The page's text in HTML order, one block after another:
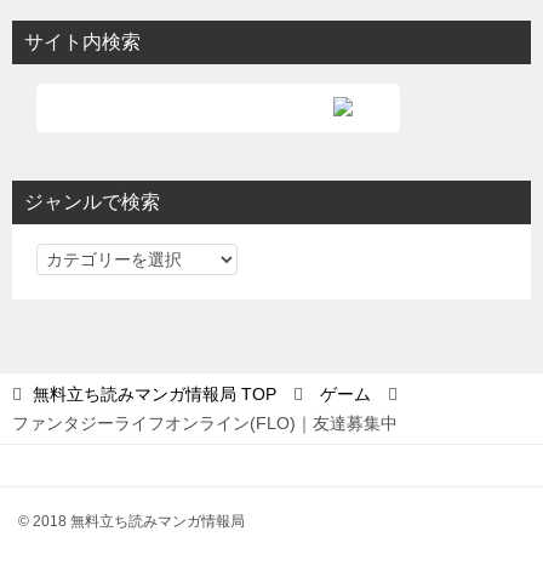
サイト内検索
ジャンルで検索
ジ
検
無料立ち読みマンガ情報局 TOP
ゲーム
ファンタジーライフオンライン(FLO)｜友達募集中
© 2018 無料立ち読みマンガ情報局